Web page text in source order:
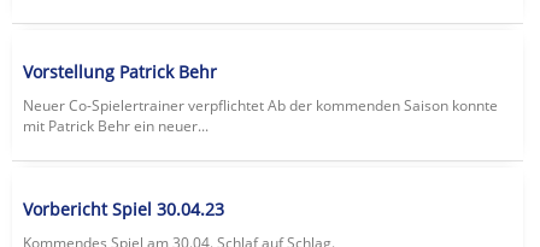
Vorstellung Patrick Behr
Neuer Co-Spielertrainer verpflichtet Ab der kommenden Saison konnte
mit Patrick Behr ein neuer...
Vorbericht Spiel 30.04.23
Kommendes Spiel am 30.04. Schlaf auf Schlag.